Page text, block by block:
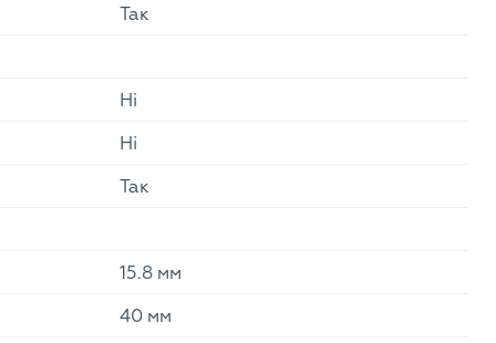
Так
Ні
Ні
Так
15.8 мм
40 мм